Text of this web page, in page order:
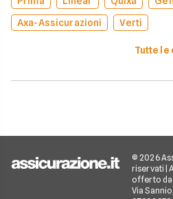
Axa-Assicurazioni
Verti
Tutte le
© 2026
riservati |
offerto da
Via